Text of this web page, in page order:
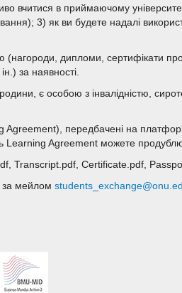
вчитися в приймаючому
3) як ви будете надалі
(нагороди, дипломи, сертифікати
за наявності.
є особою з інвалідністю,
Agreement), передбачені на
Learning Agreement можете
Transcript.pdf, Certificate.pdf,
за мейлом